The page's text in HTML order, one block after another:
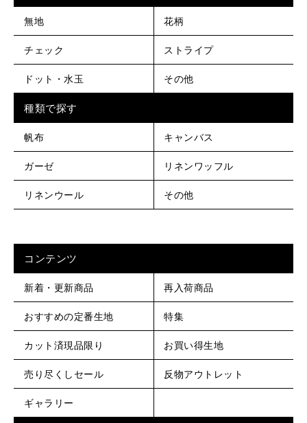
無地 花柄
チェック ストライプ
ドット・水玉 その他
種類で探す
帆布 キャンバス
ガーゼ リネンワッフル
リネンウール その他
コンテンツ
新着・更新商品 再入荷商品
おすすめの定番生地 特集
カット済現品限り お買い得生地
売り尽くしセール 反物アウトレット
ギャラリー